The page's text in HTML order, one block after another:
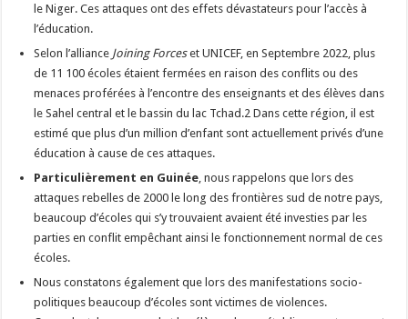
le Niger. Ces attaques ont des effets dévastateurs pour l’accès à
l’éducation.
Selon l’alliance Joining Forceset UNICEF, en Septembre 2022, plus
de 11 100 écoles étaient fermées en raison des conflits ou des
menaces proférées à l’encontre des enseignants et des élèves dans
le Sahel central et le bassin du lac Tchad.2 Dans cette région, il est
estimé que plus d’un million d’enfant sont actuellement privés d’une
éducation à cause de ces attaques.
Particulièrement en Guinée, nous rappelons que lors des
attaques rebelles de 2000 le long des frontières sud de notre pays,
beaucoup d’écoles qui s’y trouvaient avaient été investies par les
parties en conflit empêchant ainsi le fonctionnement normal de ces
écoles.
Nous constatons également que lors des manifestations socio-
politiques beaucoup d’écoles sont victimes de violences.